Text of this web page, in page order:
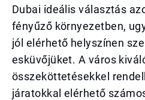
Dubai ideális választás
fényűző környezetben,
jól elérhető helyszínen
esküvőjüket. A város
összeköttetésekkel
járatokkal elérhető